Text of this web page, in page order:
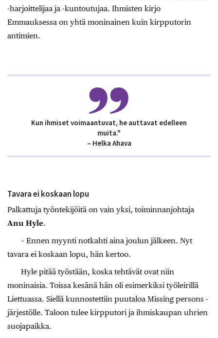
-harjoittelijaa ja -kuntoutujaa. Ihmisten kirjo
Emmauksessa on yhtä moninainen kuin kirpputorin
antimien.
Kun ihmiset voimaantuvat, he auttavat edelleen
muita."
– Helka Ahava
Tavara ei koskaan lopu
Palkattuja työntekijöitä on vain yksi, toiminnanjohtaja
Anu Hyle.
– Ennen myynti notkahti aina joulun jälkeen. Nyt
tavara ei koskaan lopu, hän kertoo.
Hyle pitää työstään, koska tehtävät ovat niin
moninaisia. Toissa kesänä hän oli esimerkiksi työleirillä
Liettuassa. Siellä kunnostettiin puutaloa Missing persons -
järjestölle. Taloon tulee kirpputori ja ihmiskaupan uhrien
suojapaikka.